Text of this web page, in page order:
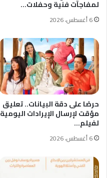
لمفاجآت فنية وحفلات…
6 أغسطس، 2026
حرصًا على دقة البيانات.. تعليق
مؤقت لإرسال الإيرادات اليومية
لفيلم…
6 أغسطس، 2026